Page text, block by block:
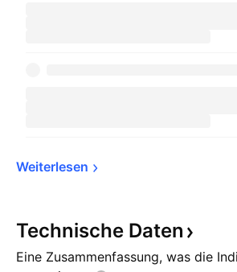
Weiterlesen
Technische Daten
Eine Zusammenfassung, was die